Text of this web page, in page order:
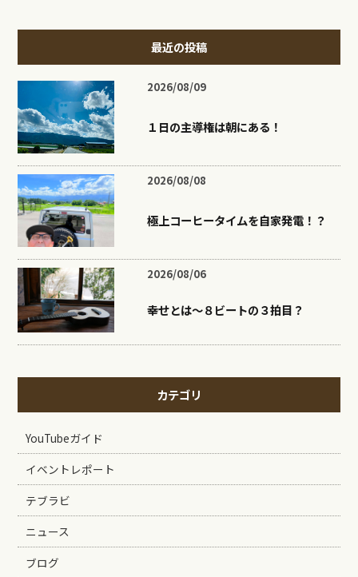
最近の投稿
2026/08/09
１日の主導権は朝にある！
2026/08/08
極上コーヒータイムを自家発電！？
2026/08/06
幸せとは〜８ビートの３拍目？
カテゴリ
YouTubeガイド
イベントレポート
テブラビ
ニュース
ブログ